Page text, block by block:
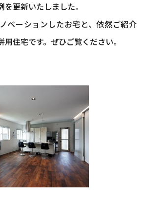
更新いたしました。
ベーションしたお宅と、依然ご紹介
用住宅です。ぜひご覧ください。